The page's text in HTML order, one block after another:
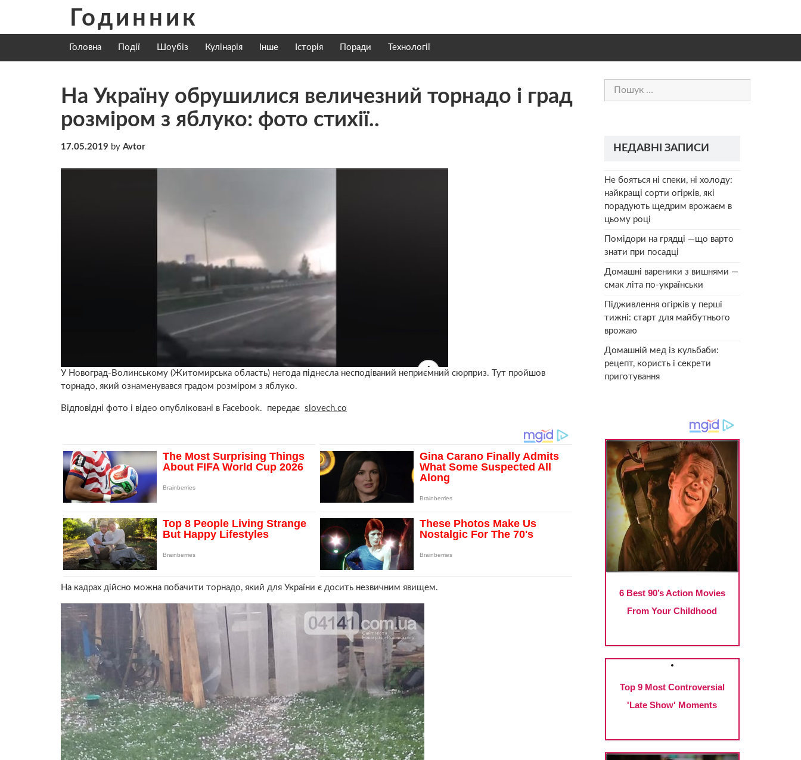
content
Годинник
Головна Події Шоубіз Кулінарія Інше Історія Поради Технології
На Україну обрушилися величезний торнадо і град
розміром з яблуко: фото стихії..
17.05.2019 by Avtor
У Новоград-Волинському (Житомирська область) негода піднесла несподіваний неприємний сюрприз. Тут пройшов
торнадо, який ознаменувався градом розміром з яблуко.
Відповідні фото і відео опубліковані в Facebook. передає slovech.co
На кадрах дійсно можна побачити торнадо, який для України є досить незвичним явищем.
Пошук:
НЕДАВНІ ЗАПИСИ
Не бояться ні спеки, ні холоду:
найкращі сорти огірків, які
порадують щедрим врожаєм в
цьому році
Помідори на грядці —що варто
знати при посадці
Домашні вареники з вишнями —
смак літа по-українськи
Підживлення огірків у перші
тижні: старт для майбутнього
врожаю
Домашній мед із кульбаби:
рецепт, користь і секрети
приготування